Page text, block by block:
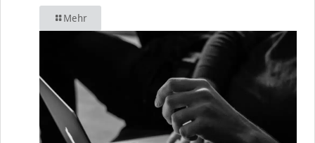
Mehr